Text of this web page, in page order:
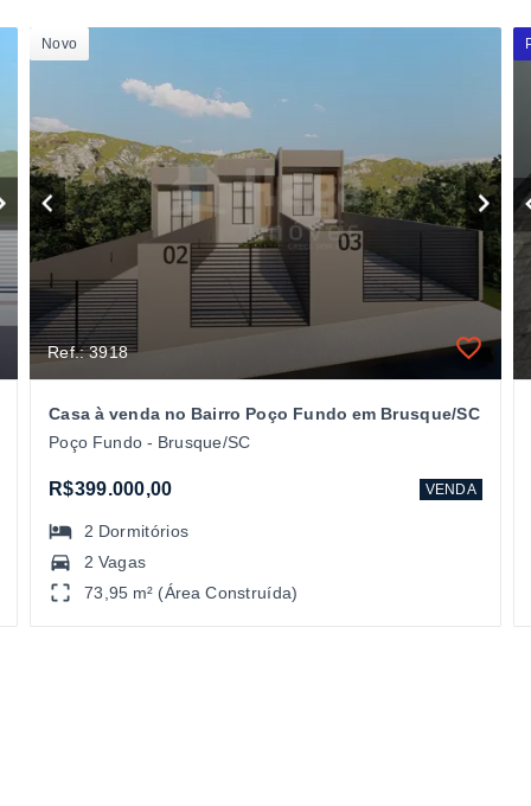
Novo
Ref.: 3918
Casa à venda no Bairro Poço Fundo em Brusque/SC
Poço Fundo - Brusque/SC
R$399.000,00 VENDA
2 Dormitórios
2 Vagas
73,95 m² (Área Construída)